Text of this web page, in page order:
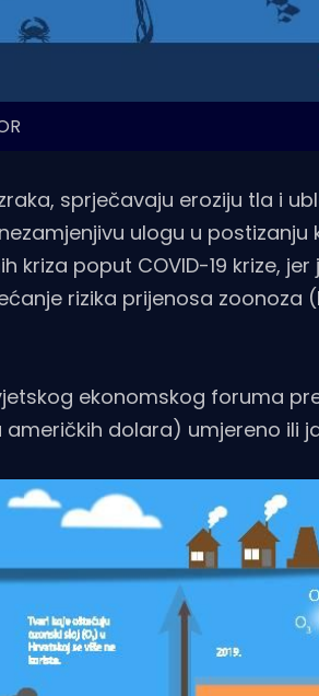
sprječavaju eroziju tla i
ulogu u postizanju
poput COVID-19 krize, jer
rizika prijenosa zoonoza
ekonomskog foruma
dolara) umjereno ili